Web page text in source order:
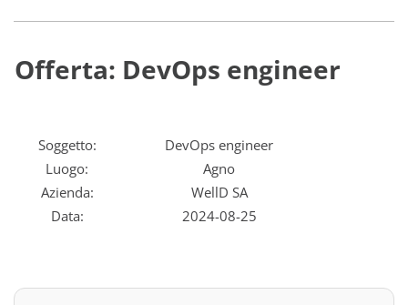
Offerta: DevOps engineer
Soggetto:
DevOps engineer
Luogo:
Agno
Azienda:
WellD SA
Data:
2024-08-25